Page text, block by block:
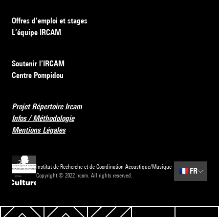
Offres d’emploi et stages
L’équipe IRCAM
Soutenir l’IRCAM
Centre Pompidou
Projet Répertoire Ircam
Infos / Méthodologie
Mentions Légales
Institut de Recherche et de Coordination Acoustique/Musique
Copyright © 2022 Ircam. All rights reserved.
🇫🇷 FR